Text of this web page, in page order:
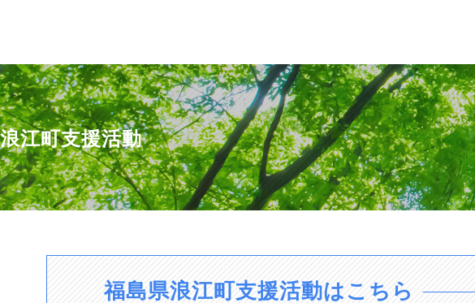
江町支援活動
福島県浪江町支援活動はこちら